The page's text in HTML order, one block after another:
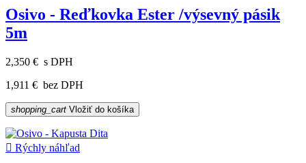
Osivo - Reďkovka Ester /výsevný pásik
5m
2,350 € s DPH
1,911 € bez DPH
shopping_cart Vložiť do košíka
 Rýchly náhľad